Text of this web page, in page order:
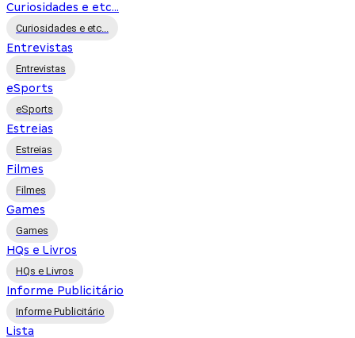
Curiosidades e etc...
Curiosidades e etc...
Entrevistas
Entrevistas
eSports
eSports
Estreias
Estreias
Filmes
Filmes
Games
Games
HQs e Livros
HQs e Livros
Informe Publicitário
Informe Publicitário
Lista